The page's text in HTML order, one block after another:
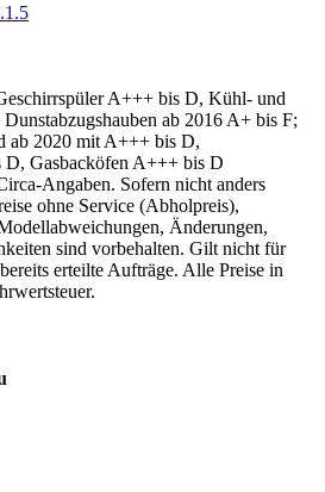
A+++ bis D, Kühl- und
ab 2016 A+ bis F;
ab 2020 mit A+++ bis D,
Gasbacköfen A+++ bis D
Angaben. Sofern nicht anders
ohne Service (Abholpreis),
Änderungen,
sind vorbehalten. Gilt nicht für
erteilte Aufträge. Alle Preise in